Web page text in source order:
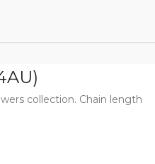
collection. Chain length